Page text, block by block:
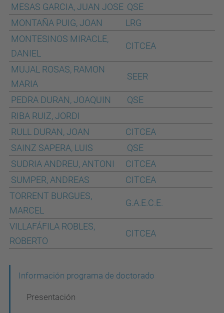
MESAS GARCIA, JUAN JOSE QSE
MONTAÑA PUIG, JOAN
LRG
MONTESINOS MIRACLE,
DANIEL
CITCEA
MUJAL ROSAS, RAMON
MARIA
SEER
PEDRA DURAN, JOAQUIN
QSE
RIBA RUIZ, JORDI
RULL DURAN, JOAN
CITCEA
SAINZ SAPERA, LUIS
QSE
SUDRIA ANDREU, ANTONI
CITCEA
SUMPER, ANDREAS
CITCEA
TORRENT BURGUES,
MARCEL
G.A.E.C.E.
VILLAFÁFILA ROBLES,
ROBERTO
CITCEA
Información programa de doctorado
Presentación